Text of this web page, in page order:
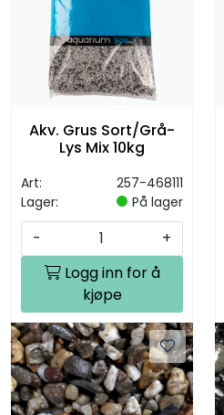
Akv. Grus Sort/Grå-
Lys Mix 10kg
Art:
257-468111
Lager:
På lager
-
+
Logg inn for å
kjøpe